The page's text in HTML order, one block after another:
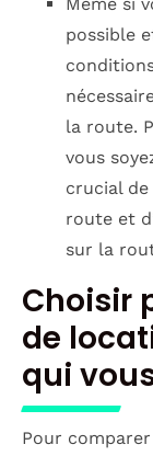
possible
la route.
vous
crucial
route et
sur la
Choisir
de
qui
Pour